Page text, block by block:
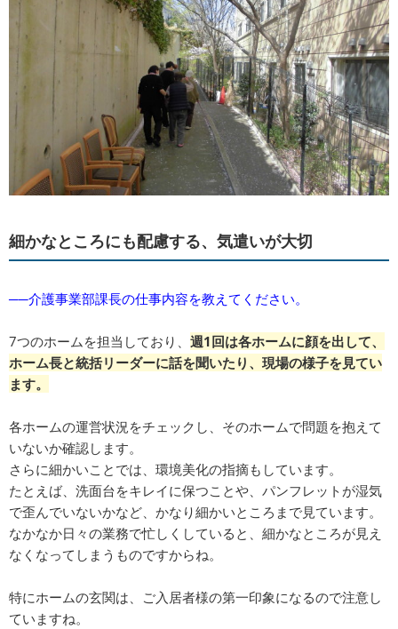
細かなところにも配慮する、気遣いが大切
──介護事業部課長の仕事内容を教えてください。
7つのホームを担当しており、 週1回は各ホームに顔を出して、
ホーム長と統括リーダーに話を聞いたり、現場の様子を見てい
ます。
各ホームの運営状況をチェックし、そのホームで問題を抱えて
いないか確認します。
さらに細かいことでは、環境美化の指摘もしています。
たとえば、洗面台をキレイに保つことや、パンフレットが湿気
で歪んでいないかなど、かなり細かいところまで見ています。
なかなか日々の業務で忙しくしていると、細かなところが見え
なくなってしまうものですからね。
特にホームの玄関は、ご入居者様の第一印象になるので注意し
ていますね。